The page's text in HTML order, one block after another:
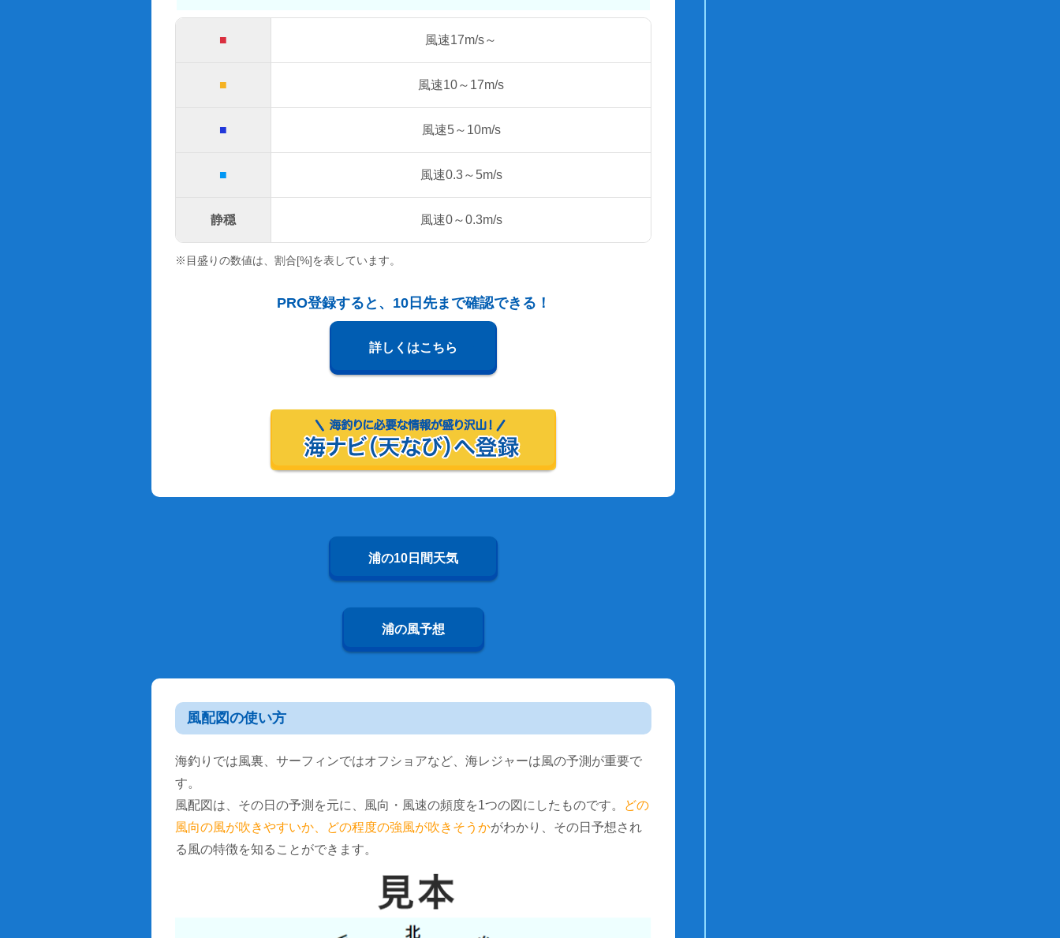
■ 風速17m/s～
■ 風速10～17m/s
■ 風速5～10m/s
■ 風速0.3～5m/s
静穏 風速0～0.3m/s
※目盛りの数値は、割合[%]を表しています。
PRO登録すると、10日先まで確認できる！
詳しくはこちら
浦の10日間天気
浦の風予想
風配図の使い方
海釣りでは風裏、サーフィンではオフショアなど、海レジャーは風の予測が重要で
す。
風配図は、その日の予測を元に、風向・風速の頻度を1つの図にしたものです。
どの
風向の風が吹きやすいか、どの程度の強風が吹きそうかがわかり、その日予想され
る風の特徴を知ることができます。